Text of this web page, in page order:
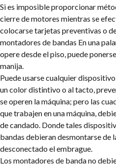
Si es imposible proporcionar
cierre de motores mientras se
colocarse tarjetas preventivas o
montadores de bandas En una
opere desde el piso, puede
manija.
Puede usarse cualquier
un color distintivo o al tacto,
se operen la máquina; pero las
que trabajen en una máquina,
de candado. Donde tales
bandas debieran desmontarse de
desconectado el embrague.
Los montadores de banda no